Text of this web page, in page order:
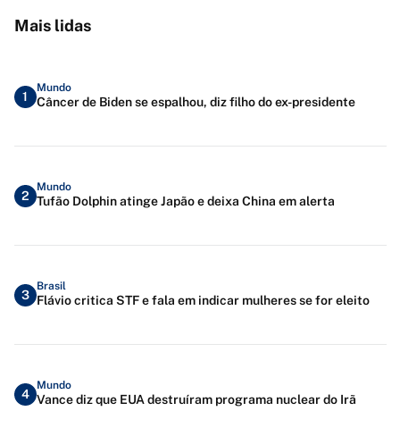
Mais lidas
1
Mundo
Câncer de Biden se espalhou, diz filho do ex-presidente
2
Mundo
Tufão Dolphin atinge Japão e deixa China em alerta
3
Brasil
Flávio critica STF e fala em indicar mulheres se for eleito
4
Mundo
Vance diz que EUA destruíram programa nuclear do Irã